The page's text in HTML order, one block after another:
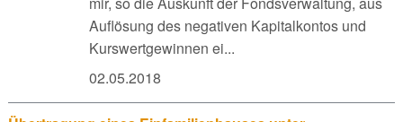
Auflösung des negativen Kapitalkontos und
Kurswertgewinnen ei...
02.05.2018